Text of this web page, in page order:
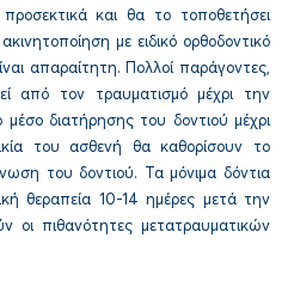
και θα το τοποθετήσει
με ειδικό ορθοδοντικό
απαραίτητη. Πολλοί παράγοντες,
από τον τραυματισμό μέχρι την
διατήρησης του δοντιού μέχρι
του ασθενή θα καθορίσουν το
του δοντιού. Τα μόνιμα δόντια
θεραπεία 10-14 ημέρες μετά την
οι πιθανότητες μετατραυματικών